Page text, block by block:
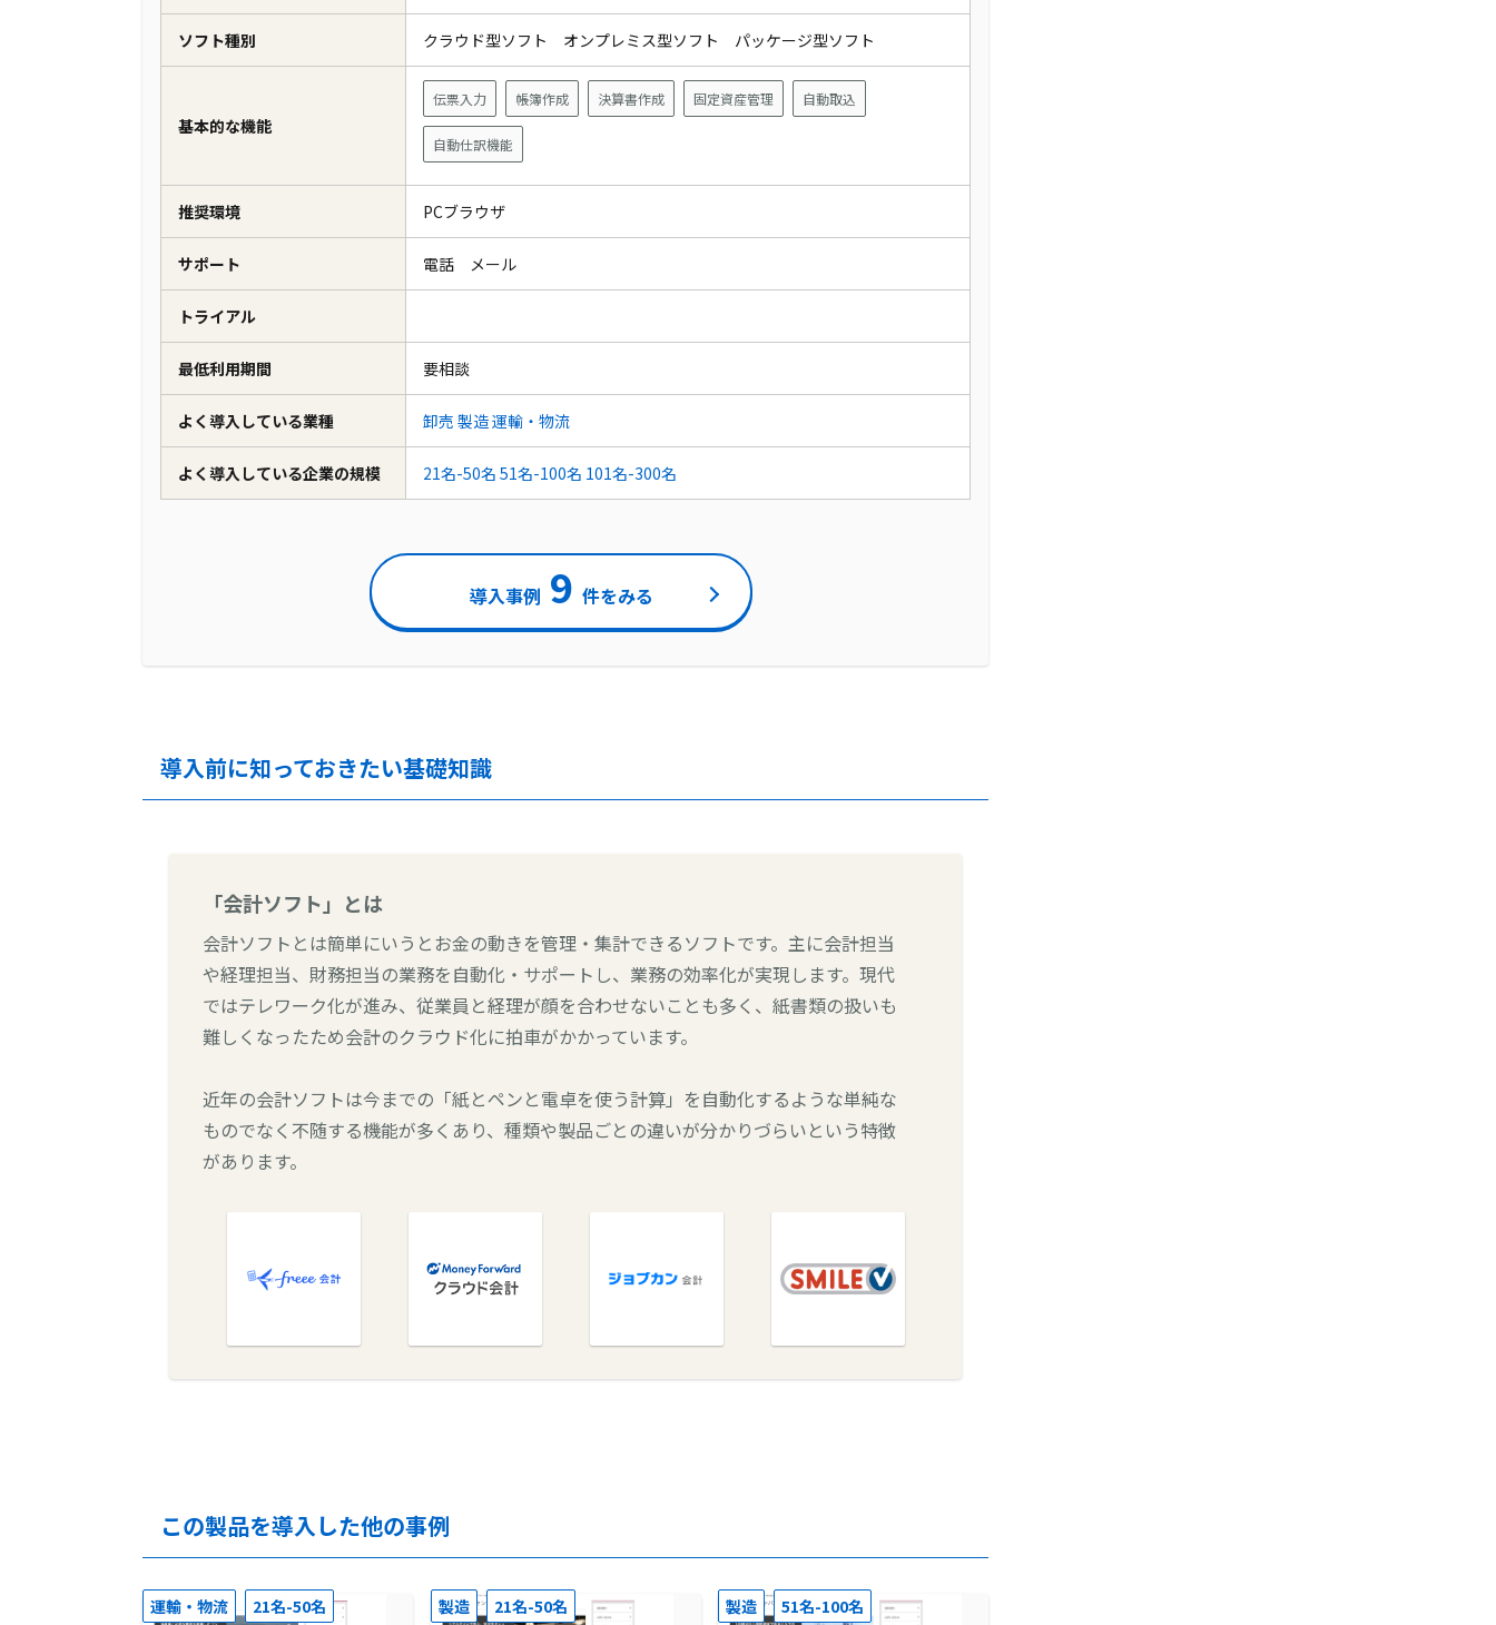
ソフト種別 クラウド型ソフト オンプレミス型ソフト パッケージ型ソフト
基本的な機能
伝票入力 帳簿作成 決算書作成 固定資産管理 自動取込
自動仕訳機能
推奨環境 PCブラウザ
サポート 電話 メール
トライアル
最低利用期間 要相談
よく導入している業種 卸売 製造運輸・物流
よく導入している企業の規模 21名-50名 51名-100名 101名-300名
導入事例 9 件をみる
導入前に知っておきたい基礎知識
「会計ソフト」とは
会計ソフトとは簡単にいうとお金の動きを管理・集計できるソフトです。主に会計担当
や経理担当、財務担当の業務を自動化・サポートし、業務の効率化が実現します。現代
ではテレワーク化が進み、従業員と経理が顔を合わせないことも多く、紙書類の扱いも
難しくなったため会計のクラウド化に拍車がかかっています。
近年の会計ソフトは今までの「紙とペンと電卓を使う計算」を自動化するような単純な
ものでなく不随する機能が多くあり、種類や製品ごとの違いが分かりづらいという特徴
があります。
この製品を導入した他の事例
運輸・物流 21名-50名 製造 21名-50名 製造 51名-100名